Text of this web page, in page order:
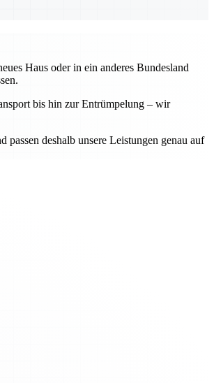
Haus oder in ein anderes Bundesland
bis hin zur Entrümpelung – wir
deshalb unsere Leistungen genau auf